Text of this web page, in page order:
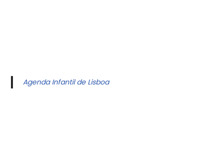
Agenda Infantil de Lisboa